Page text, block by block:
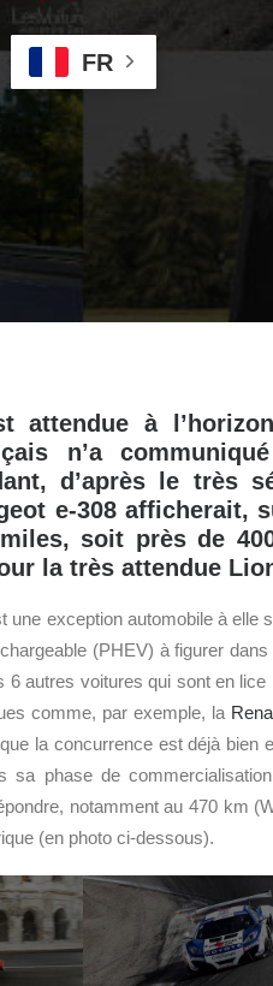
FR
attendue à
n’a
d’après le très
e-308 afficherait,
soit près de
la très attendue
une exception automobile à elle
(PHEV) à figurer
6 autres voitures qui sont en
comme, par exemple, la
la concurrence est déjà bien
sa phase de
notamment au 470 km
(en photo ci-dessous).